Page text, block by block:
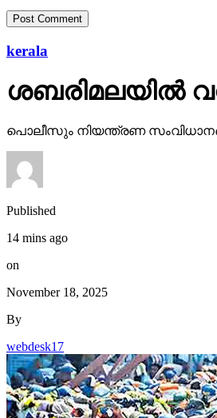
kerala
ശബരിമലയില്‍
പൊലീസും നിയന്ത്രണ
Published
14 mins ago
on
November 18, 2025
By
webdesk17